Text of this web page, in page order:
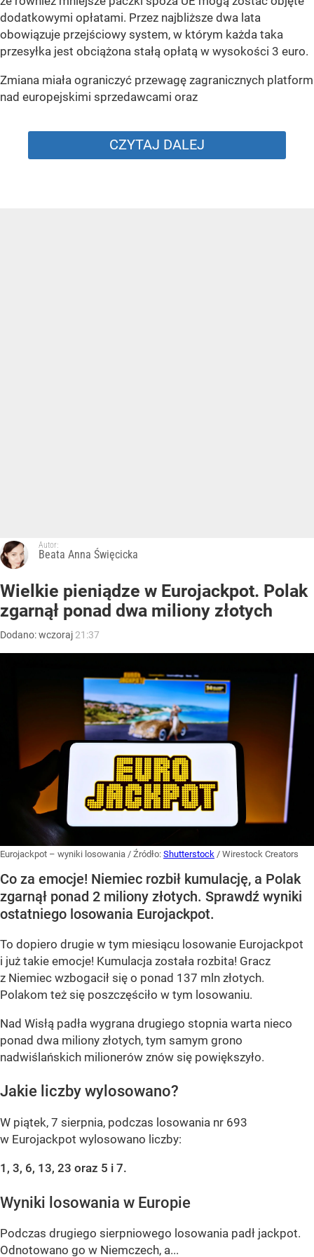
dodatkowymi opłatami. Przez najbliższe dwa lata
obowiązuje przejściowy system, w którym każda taka
przesyłka jest obciążona stałą opłatą w wysokości 3 euro.
Zmiana miała ograniczyć przewagę zagranicznych platform
nad europejskimi sprzedawcami oraz
CZYTAJ DALEJ
Autor:
Beata Anna Święcicka
Wielkie pieniądze w Eurojackpot. Polak
zgarnął ponad dwa miliony złotych
Dodano:wczoraj 21:37
Eurojackpot – wyniki losowania / Źródło: Shutterstock / Wirestock Creators
Co za emocje! Niemiec rozbił kumulację, a Polak
zgarnął ponad 2 miliony złotych. Sprawdź wyniki
ostatniego losowania Eurojackpot.
To dopiero drugie w tym miesiącu losowanie Eurojackpot
i już takie emocje! Kumulacja została rozbita! Gracz
z Niemiec wzbogacił się o ponad 137 mln złotych.
Polakom też się poszczęściło w tym losowaniu.
Nad Wisłą padła wygrana drugiego stopnia warta nieco
ponad dwa miliony złotych, tym samym grono
nadwiślańskich milionerów znów się powiększyło.
Jakie liczby wylosowano?
W piątek, 7 sierpnia, podczas losowania nr 693
w Eurojackpot wylosowano liczby:
1, 3, 6, 13, 23 oraz 5 i 7.
Wyniki losowania w Europie
Podczas drugiego sierpniowego losowania padł jackpot.
Odnotowano go w Niemczech, a...